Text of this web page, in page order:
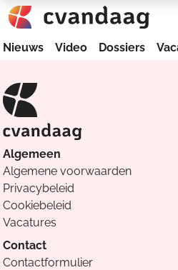
Nieuws Video Dossiers
Algemeen
Algemene voorwaarden
Privacybeleid
Cookiebeleid
Vacatures
Contact
Contactformulier